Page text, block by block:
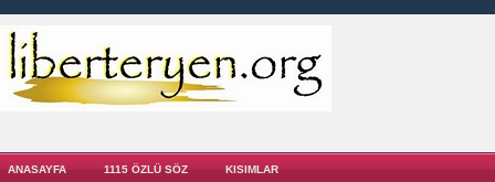
ANASAYFA 1115 ÖZLÜ SÖZ KISIMLAR